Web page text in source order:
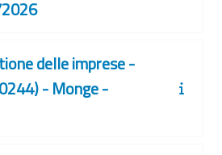
delle imprese -
- Monge -